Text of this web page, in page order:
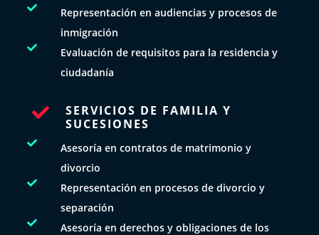

Representación en audiencias y procesos de
inmigración

Evaluación de requisitos para la residencia y
ciudadanía

SERVICIOS DE FAMILIA Y
SUCESIONES

Asesoría en contratos de matrimonio y
divorcio

Representación en procesos de divorcio y
separación

Asesoría en derechos y obligaciones de los